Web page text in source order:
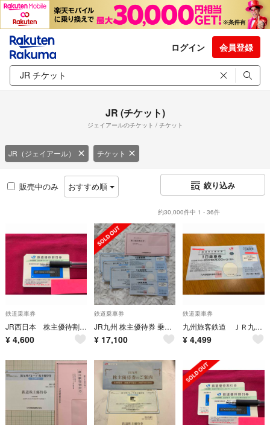
ログイン 会員登録
JR (チケット)
ジェイアールのチケット / チケット
JR（ジェイアール） チケット
販売中のみ おすすめ順 絞り込み
約30,000件中 1 - 36件
鉄道乗車券
JR西日本 株主優待割引券（5割引） 1枚のみ
¥ 4,600
鉄道乗車券
JR九州 株主優待券 乗車券3枚 グループ優待券2500円✕3枚
¥ 17,100
鉄道乗車券
九州旅客鉄道 ＪＲ九州 株主優待
¥ 4,499